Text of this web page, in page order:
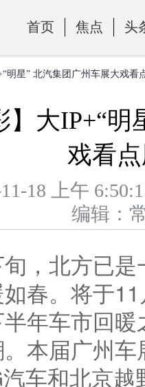
首页 焦点 头
零部件
明星” 北汽集团广州车展大戏看
】大IP+“
戏看
11-18 上午
编辑
，北方已
春。将于
年车市回
本届广州
车和北京